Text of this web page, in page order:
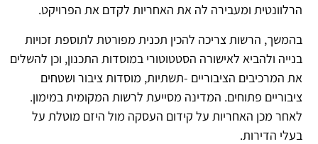
הרלוונטית ומעבירה לה את האחריות לקדם את הפרויקט.
בהמשך, הרשות צריכה להכין תכנית מפורטת לתוספת זכויות
בנייה ולהביא לאישורה הסטטוטורי במוסדות התכנון, וכן להשלים
את המרכיבים הציבוריים -תשתיות, מוסדות ציבור ושטחים
ציבוריים פתוחים. המדינה מסייעת לרשות המקומית במימון.
לאחר מכן האחריות על קידום העסקה מול היזם מוטלת על
בעלי הדירות.